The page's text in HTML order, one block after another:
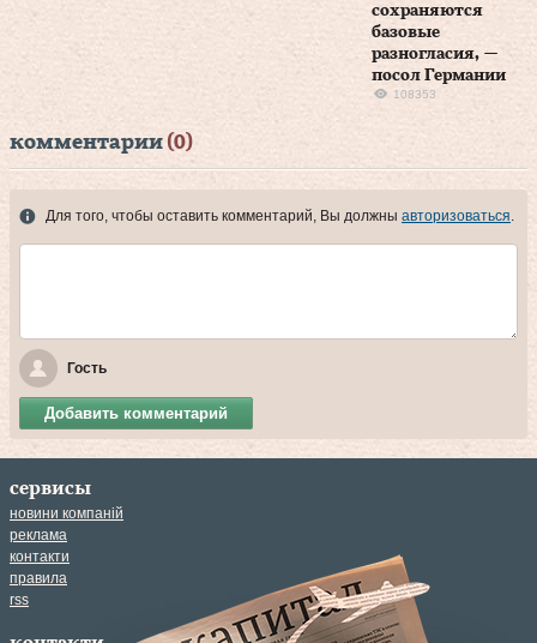
сохраняются
базовые
разногласия, —
посол Германии
108353
комментарии (0)
Для того, чтобы оставить комментарий, Вы должны авторизоваться.
Гость
Добавить комментарий
сервисы
новини компаній
реклама
контакти
правила
rss